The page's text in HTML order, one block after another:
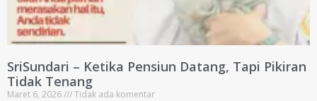
SriSundari – Ketika Pensiun Datang, Tapi Pikiran
Tidak Tenang
Maret 6, 2026
Tidak ada komentar